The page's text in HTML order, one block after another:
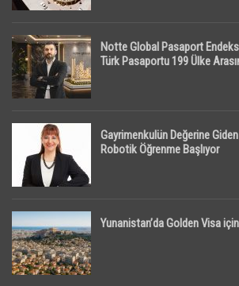
Notte Global Pasaport
Türk Pasaportu 199 Ülke
Gayrimenkulün Değerine
Robotik Öğrenme Başlıyor
Yunanistan’da Golden Visa